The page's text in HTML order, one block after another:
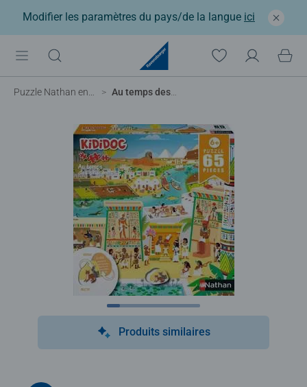
Modifier les paramètres du pays/de la langue ici
Puzzle Nathan enfant Au temps des pharaons
Produits similaires